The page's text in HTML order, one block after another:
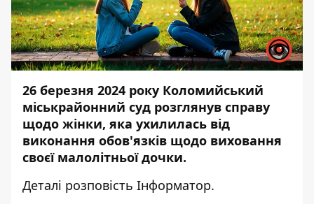
26 березня 2024 року Коломийський
міськрайонний суд розглянув справу
щодо жінки, яка ухилилась від
виконання обов'язків щодо виховання
своєї малолітньої дочки.
Деталі розповість Інформатор.